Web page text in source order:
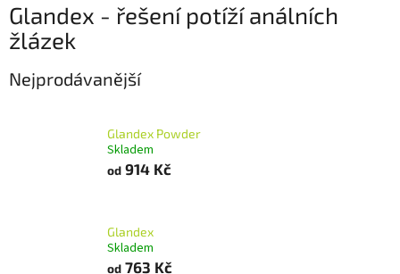
Glandex - řešení potíží análních
žlázek
Nejprodávanější
Glandex Powder
Skladem
od 914 Kč
Glandex
Skladem
od 763 Kč